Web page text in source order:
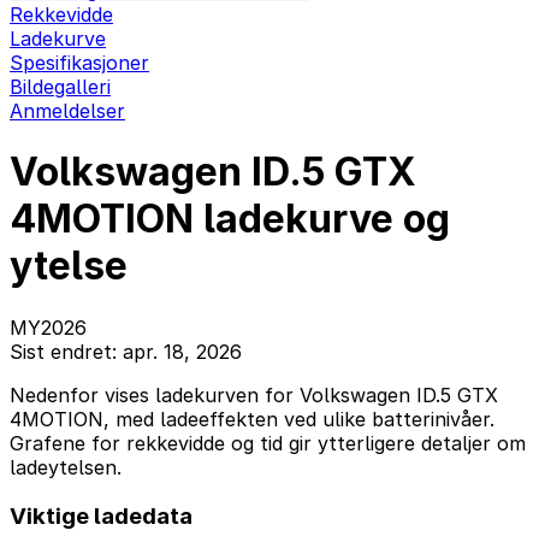
Rekkevidde
Ladekurve
Spesifikasjoner
Bildegalleri
Anmeldelser
Volkswagen ID.5 GTX
4MOTION ladekurve og
ytelse
MY2026
Sist endret: apr. 18, 2026
Nedenfor vises ladekurven for Volkswagen ID.5 GTX
4MOTION, med ladeeffekten ved ulike batterinivåer.
Grafene for rekkevidde og tid gir ytterligere detaljer om
ladeytelsen.
Viktige ladedata